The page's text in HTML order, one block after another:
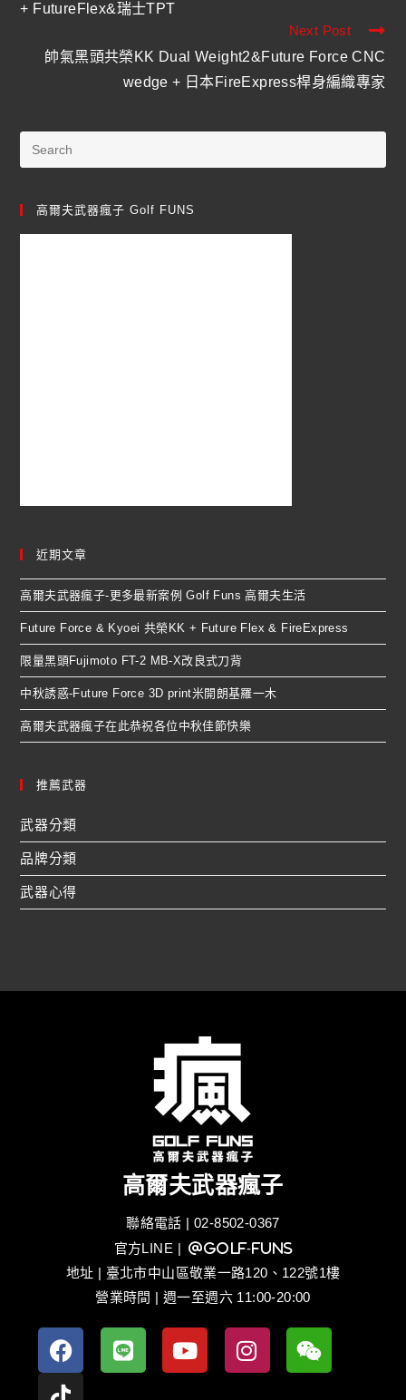
+ FutureFlex&瑞士TPT
Next Post
帥氣黑頭共榮KK Dual Weight2&Future Force CNC
wedge + 日本FireExpress桿身編織專家
高爾夫武器瘋子 Golf FUNS
近期文章
高爾夫武器瘋子-更多最新案例 Golf Funs 高爾夫生活
Future Force & Kyoei 共榮KK + Future Flex & FireExpress
限量黑頭Fujimoto FT-2 MB-X改良式刀背
中秋誘惑-Future Force 3D print米開朗基羅一木
高爾夫武器瘋子在此恭祝各位中秋佳節快樂
推薦武器
武器分類
品牌分類
武器心得
高爾夫武器瘋子
聯絡電話 | 02-8502-0367
官方LINE | @golf-funs
地址 | 臺北市中山區敬業一路120、122號1樓
營業時間 | 週一至週六 11:00-20:00